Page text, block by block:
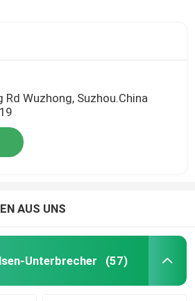
Rd Wuzhong, Suzhou.China
AUS UNS
Unterbrecher (57)